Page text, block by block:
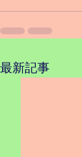
最新記事